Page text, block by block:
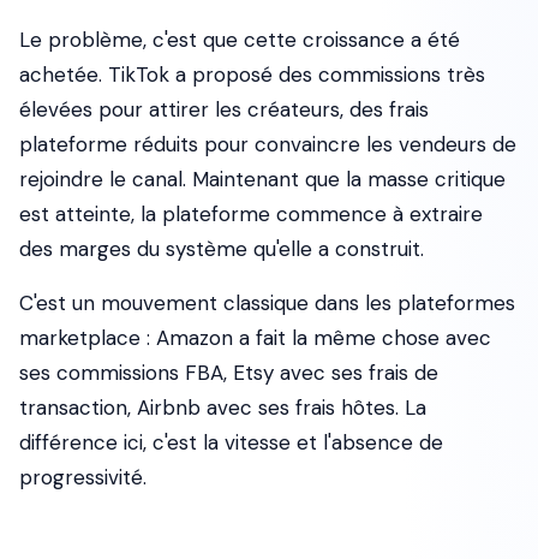
Le problème, c'est que cette croissance a été
achetée. TikTok a proposé des commissions très
élevées pour attirer les créateurs, des frais
plateforme réduits pour convaincre les vendeurs de
rejoindre le canal. Maintenant que la masse critique
est atteinte, la plateforme commence à extraire
des marges du système qu'elle a construit.
C'est un mouvement classique dans les plateformes
marketplace : Amazon a fait la même chose avec
ses commissions FBA, Etsy avec ses frais de
transaction, Airbnb avec ses frais hôtes. La
différence ici, c'est la vitesse et l'absence de
progressivité.